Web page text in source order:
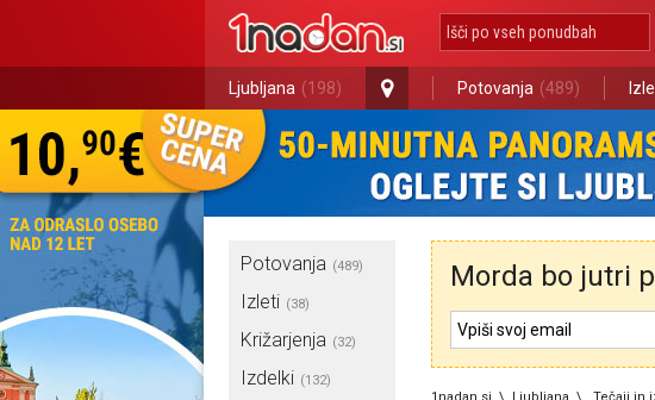
Ljubljana (198) Potovanja (489)
Potovanja (489)
Izleti (38)
Križarjenja (32)
Izdelki (132)
Morda bo jutri